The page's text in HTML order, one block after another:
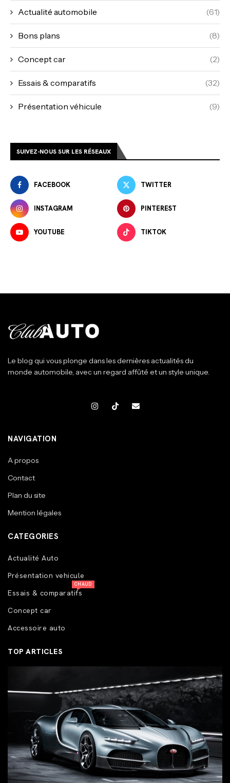
Actualité automobile (61)
Bons plans (8)
Concept car (2)
Essais & comparatifs (32)
Présentation véhicule (9)
SUIVEZ-NOUS SUR LES RÉSEAUX
FACEBOOK TWITTER
INSTAGRAM PINTEREST
YOUTUBE TIKTOK
Le blog qui vous plonge dans les dernières actualités du
monde automobile, avec un regard affûté et un style unique.
NAVIGATION
A propos
Contact
Plan du site
Mention légales
CATEGORIES
Actualité Auto
Présentation vehicule
Essais & comparatifs
CHAUD
Concept car
Accessoire auto
TOP ARTICLES